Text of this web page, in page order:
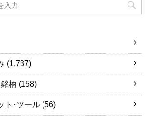
(1,737)
柄 (158)
ト･ツール (56)